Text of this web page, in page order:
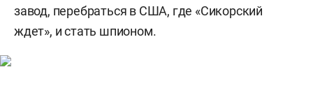
завод, перебраться в США, где «Сикорский
ждет», и стать шпионом.